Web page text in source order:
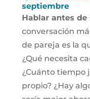
septiembre
Hablar antes
conversación
de pareja es la
¿Qué necesita
¿Cuánto tiempo
propio? ¿Hay